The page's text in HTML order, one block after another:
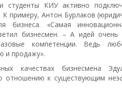
студенты КИУ активно
примеру, Антон Бурлаков
бизнеса. «Самая
бизнесмен. – А идей
компетенции. Ведь
и продажу».
качествах бизнесмена
отношению к существующим